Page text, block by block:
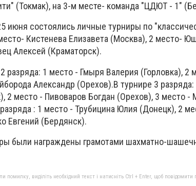
(Токмак), на 3-м месте- команда "ЦДЮТ - 1"
июня состоялись личные турниры по
Кистенева Елизавета (Москва), 2 место-
Алексей (Краматорск).
разряда: 1 место - Гмыря Валерия (Горловка),
Александр (Орехов).В турнире 3
2 место - Пивоваров Богдан (Орехов), 3 место
: 1 место - Трубицина Юлия (Донецк), 2
Евгений (Бердянск).
были награждены грамотами шахматно-
помилку, виділіть необхідний текст і натисніть Ctrl + Enter, щоб повідомити